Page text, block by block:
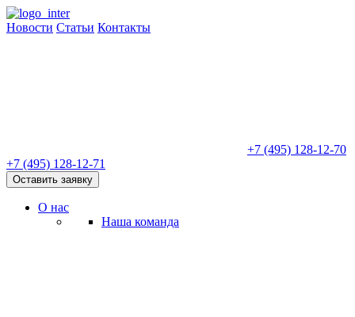
Новости Статьи Контакты
+7 (495) 128-12-70
+7 (495) 128-12-71
Оставить заявку
О нас
Наша команда